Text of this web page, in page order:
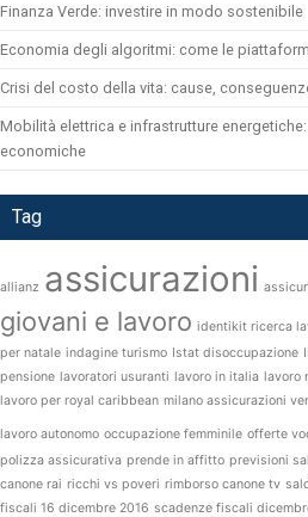
Finanza Verde: investire in modo sostenibile
Economia degli algoritmi: come le
Crisi del costo della vita: cause,
Mobilità elettrica e infrastrutture
economiche
Tag
allianz assicurazioni
giovani e lavoro identikit ricerca
per natale indagine turismo Istat disoccupazione
pensione lavoratori usuranti lavoro in italia lavoro
lavoro per royal caribbean milano assicurazioni
lavoro autonomo occupazione femminile offerte
polizza assicurativa prende in affitto previsioni
canone rai ricchi vs poveri rimborso canone tv
fiscali 16 dicembre 2016 scadenze fiscali